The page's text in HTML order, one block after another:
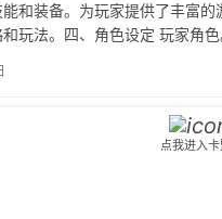
和装备。为玩家提供了丰富的
玩法。四、角色设定 玩家角
自瞄辅助》的真相：是神
点我进入